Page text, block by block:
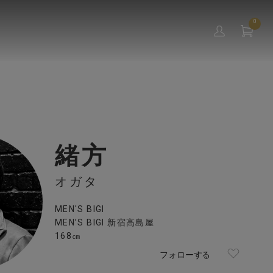
0
緒方
オガタ
MEN'S BIGI
MEN’S BIGI 新宿高島屋
168㎝
フォローする